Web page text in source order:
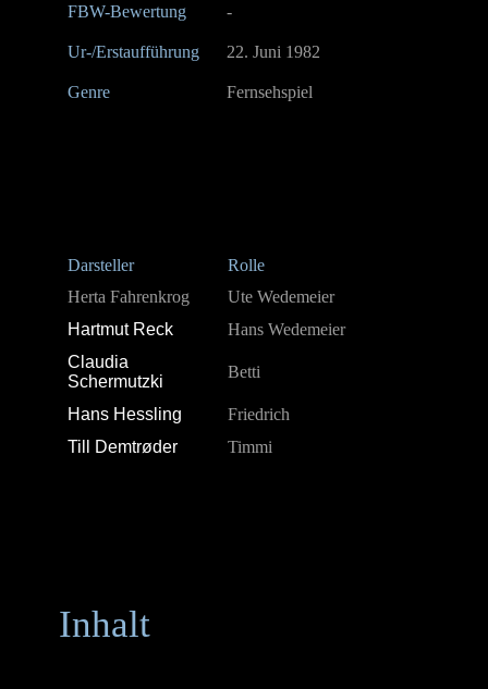
FBW-Bewertung -
Ur-/Erstaufführung 22. Juni 1982
Genre Fernsehspiel
Darsteller
Rolle
Herta Fahrenkrog
Ute Wedemeier
Hartmut Reck
Hans Wedemeier
Claudia
Schermutzki
Betti
Hans Hessling
Friedrich
Till Demtrøder
Timmi
Inhalt